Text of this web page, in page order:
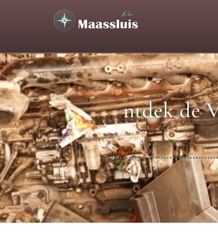
ntdek de